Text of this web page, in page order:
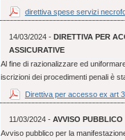
direttiva spese servizi
14/03/2024 - DIRETTIVA PER
ASSICURATIVE
Al fine di razionalizzare ed
iscrizioni dei procedimenti penali è
Direttiva per accesso ex art
11/03/2024 - AVVISO PUBBLICO
Avviso pubblico per la